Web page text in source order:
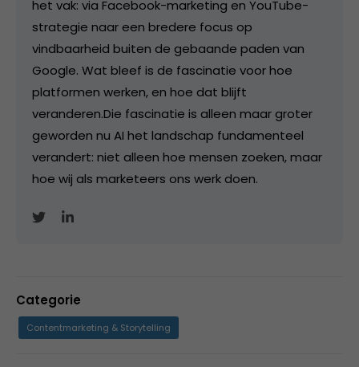
het vak: via Facebook-marketing en YouTube-
strategie naar een bredere focus op
vindbaarheid buiten de gebaande paden van
Google. Wat bleef is de fascinatie voor hoe
platformen werken, en hoe dat blijft
veranderen.Die fascinatie is alleen maar groter
geworden nu AI het landschap fundamenteel
verandert: niet alleen hoe mensen zoeken, maar
hoe wij als marketeers ons werk doen.
Categorie
Contentmarketing & Storytelling